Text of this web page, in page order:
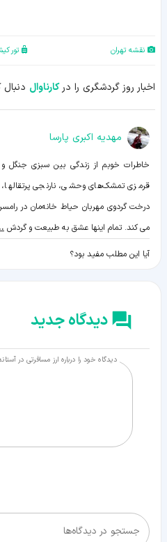
نقشه تهران تور
اخبار روز گردشگری را درکارناوال دنبال
مهدیه اکبری پارسا
خاطرات خوبم از زندگی بین سبزی جنگل و
قرمزی تمشک‌های وحشی، نارنجی پرتقالها،
درخت گردوی مهربان حیاط خانه‌مان در
می کند. تمام اینها عشق به طبیعت و گردش
آیا این مطلب مفید بود؟
دیدگاه جدید
دیدگاه خود را درباره ارز مسافرتی در آستانه 13000 تومان
جستجو در دیدگاه‌ها